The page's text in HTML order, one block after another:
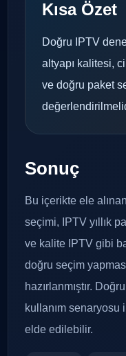
Kısa Özet
Doğru IPTV
altyapı kalitesi,
ve doğru paket
Sonuç
Bu içerikte ele
seçimi, IPTV yıllık
ve kalite IPTV gibi
doğru seçim
hazırlanmıştır.
kullanım
elde edilebilir.